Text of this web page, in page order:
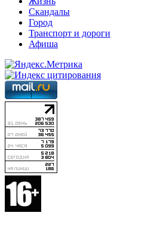
Скандалы
Город
Транспорт и дороги
Афиша